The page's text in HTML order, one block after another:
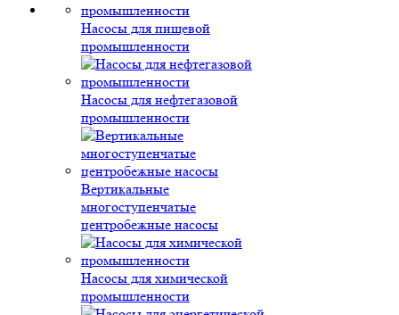
Насосы для пищевой
промышленности
Насосы для нефтегазовой
промышленности
Вертикальные
многоступенчатые
центробежные насосы
Насосы для химической
промышленности